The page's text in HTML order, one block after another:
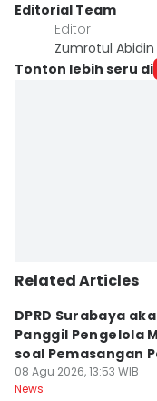
Editorial Team
Editor
Zumrotul Abidin
Tonton lebih seru di
Related Articles
DPRD Surabaya
Panggil Pengelola
soal Pemasangan
08 Agu 2026, 13:53 WIB
News